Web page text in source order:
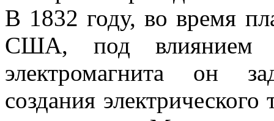
В 1832 году, во время
США, под влиянием
электромагнита он
создания